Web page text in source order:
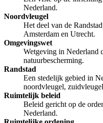
Nederland.
Noordvleugel
Het deel van de
Amsterdam en Utrecht.
Omgevingswet
Wetgeving in Nederland
natuurbescherming.
Randstad
Een stedelijk gebied in
noordvleugel,
Ruimtelijk beleid
Beleid gericht op de
Nederland.